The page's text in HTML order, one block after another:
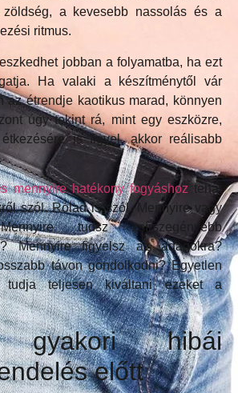
a kevesebb nassolás és a
ritmus.
jobban a folyamatba, ha ezt
Ha valaki a készítménytől vár
az étrendje kaotikus marad, könnyen
úgy tekint rá, mint egy eszközre,
is figyel, akkor reálisabb
mennyire hatékony fogyáshoz tehát
szól. Rólad is szól. Mennyire vagy
tudsz zsírszegényebb
Mennyire figyelsz az adagokra?
távon gondolkodni? Egyetlen
tudja teljesen kiváltani ezeket a
gyakori hibái
előtt